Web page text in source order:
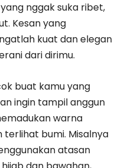
nggak suka ribet,
Kesan yang
kuat dan elegan
dari dirimu.
buat kamu yang
ingin tampil anggun
warna
terlihat bumi. Misalnya
atasan